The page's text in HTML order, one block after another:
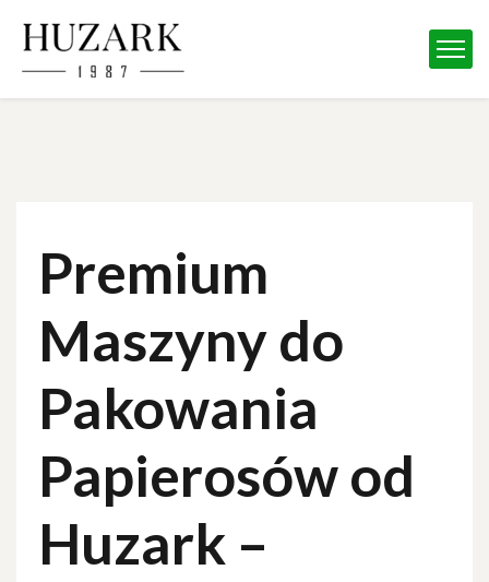
Premium
Maszyny do
Pakowania
Papierosów od
Huzark –